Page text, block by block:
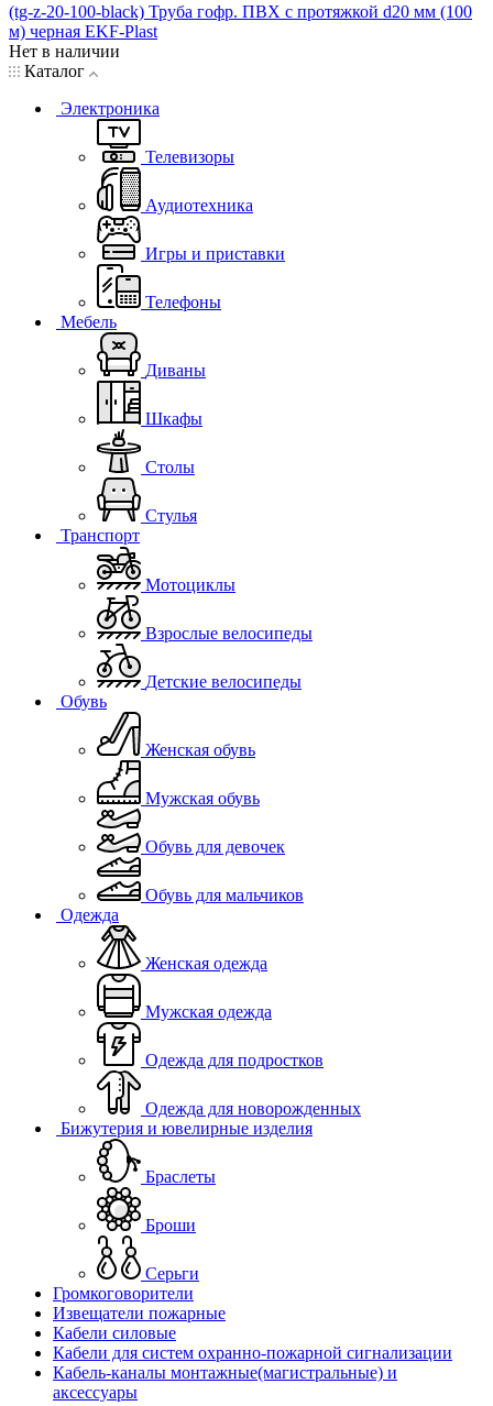
(tg-z-20-100-black) Труба гофр. ПВХ с протяжкой d20 мм (100
м) черная EKF-Plast
Нет в наличии
Каталог
Электроника
Телевизоры
Аудиотехника
Игры и приставки
Телефоны
Мебель
Диваны
Шкафы
Столы
Стулья
Транспорт
Мотоциклы
Взрослые велосипеды
Детские велосипеды
Обувь
Женская обувь
Мужская обувь
Обувь для девочек
Обувь для мальчиков
Одежда
Женская одежда
Мужская одежда
Одежда для подростков
Одежда для новорожденных
Бижутерия и ювелирные изделия
Браслеты
Броши
Серьги
Громкоговорители
Извещатели пожарные
Кабели силовые
Кабели для систем охранно-пожарной сигнализации
Кабель-каналы монтажные(магистральные) и
аксессуары